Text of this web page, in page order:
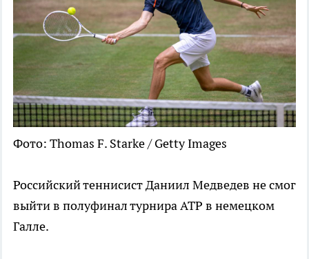
Фото: Thomas F. Starke / Getty Images
Российский теннисист Даниил Медведев не смог
выйти в полуфинал турнира ATP в немецком
Галле.